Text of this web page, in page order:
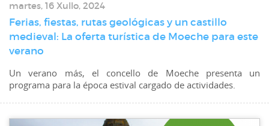
martes, 16 Xullo, 2024
Ferias, fiestas, rutas geológicas y un castillo
medieval: La oferta turística de Moeche para este
verano
Un verano más, el concello de Moeche presenta un
programa para la época estival cargado de actividades.